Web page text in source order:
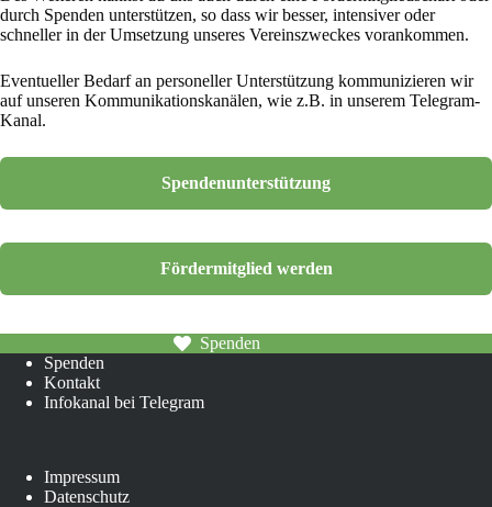
durch Spenden unterstützen, so dass wir besser, intensiver oder
schneller in der Umsetzung unseres Vereinszweckes vorankommen.
Eventueller Bedarf an personeller Unterstützung kommunizieren wir
auf unseren Kommunikationskanälen, wie z.B. in unserem Telegram-
Kanal.
Spendenunterstützung
Fördermitglied werden
Spenden
Spenden
Kontakt
Infokanal bei Telegram
Impressum
Datenschutz